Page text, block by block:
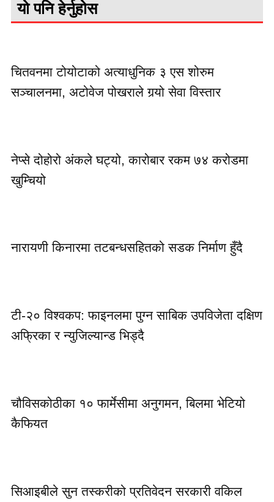
यो पनि हेर्नुहोस
चितवनमा टोयोटाको अत्याधुनिक ३ एस शोरुम
सञ्चालनमा, अटोवेज पोखराले गर्‍यो सेवा विस्तार
नेप्से दोहोरो अंकले घट्यो, कारोबार रकम ७४ करोडमा
खुम्चियो
नारायणी किनारमा तटबन्धसहितको सडक निर्माण हुँदै
टी-२० विश्वकप: फाइनलमा पुग्न साबिक उपविजेता दक्षिण
अफ्रिका र न्युजिल्यान्ड भिड्दै
चौविसकोठीका १० फार्मेसीमा अनुगमन, बिलमा भेटियो
कैफियत
सिआइबीले सुन तस्करीको प्रतिवेदन सरकारी वकिल